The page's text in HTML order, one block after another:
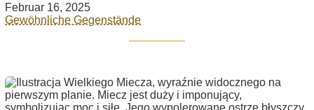
Februar 16, 2025
Gewöhnliche Gegenstände